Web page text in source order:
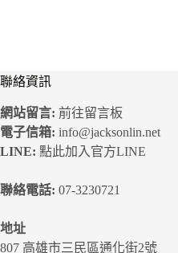
聯絡資訊
網站留言: 前往留言板
電子信箱: info@jacksonlin.net
LINE: 點此加入官方LINE
聯絡電話: 07-3230721
地址
807 高雄市三民區通化街2號